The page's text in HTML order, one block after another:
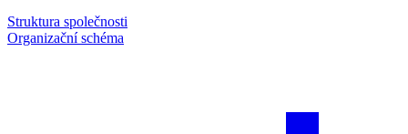
Struktura společnosti
Organizační schéma